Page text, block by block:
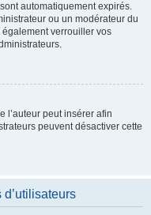
automatiquement expirés.
ou un modérateur du
verrouiller vos
l’auteur peut insérer afin
peuvent désactiver cette